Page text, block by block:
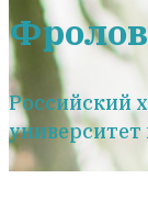
Российский